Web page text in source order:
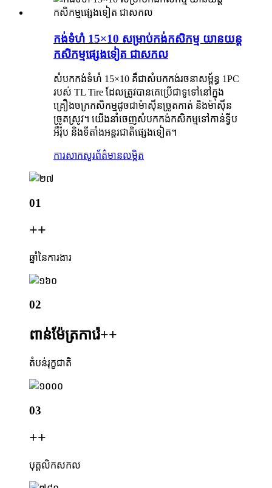
កង់ទំហំ 15×10 សម្រាប់កង់កសិកម្ម យានយន្ត
កសិកម្មផ្សេងទៀត ជាសកល
សំបកកង់ទំហំ 15×10 គឺជាសំបកកង់រចនាសម្ព័ន្ធ 1PC
របស់ TL Tire ដែលត្រូវបានគេប្រើជាទូទៅនៅក្នុង
គ្រឿងចក្រកសិកម្មដូចជាម៉ាស៊ីនច្រូតកាត់ និងម៉ាស៊ីន
ច្រូតស្រូវ។ យើងនាំចេញសំបកកង់កសិកម្មទៅកាន់ទ្វីប
អឺរ៉ុប និងទីតាំងអន្តរជាតិផ្សេងទៀត។
ការសាកសួរព័ត៌មានលម្អិត
01
++
ឆ្នាំនៃការងារ
02
ពាន់ម៉ែត្រការ៉េ++
តំបន់រុក្ខជាតិ
03
++
បុគ្គលិកសកល